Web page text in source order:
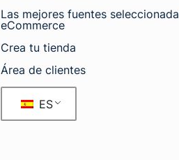
Las mejores fuentes
eCommerce
Crea tu tienda
Área de clientes
ES